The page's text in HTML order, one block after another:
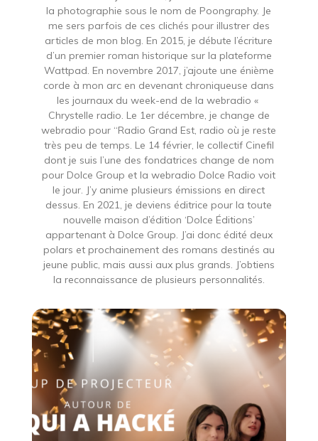
la photographie sous le nom de Poongraphy. Je
me sers parfois de ces clichés pour illustrer des
articles de mon blog. En 2015, je débute l’écriture
d’un premier roman historique sur la plateforme
Wattpad. En novembre 2017, j’ajoute une énième
corde à mon arc en devenant chroniqueuse dans
les journaux du week-end de la webradio «
Chrystelle radio. Le 1er décembre, je change de
webradio pour “Radio Grand Est, radio où je reste
très peu de temps. Le 14 février, le collectif Cinefil
dont je suis l’une des fondatrices change de nom
pour Dolce Group et la webradio Dolce Radio voit
le jour. J’y anime plusieurs émissions en direct
dessus. En 2021, je deviens éditrice pour la toute
nouvelle maison d’édition ‘Dolce Éditions’
appartenant à Dolce Group. J’ai donc édité deux
polars et prochainement des romans destinés au
jeune public, mais aussi aux plus grands. J’obtiens
la reconnaissance de plusieurs personnalités.